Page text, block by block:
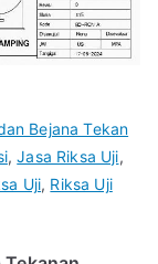
Bejana Tekan
,Jasa Riksa Uji,
Uji, Riksa Uji